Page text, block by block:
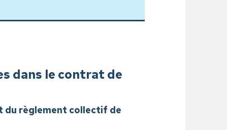
dans le contrat de
du règlement collectif de